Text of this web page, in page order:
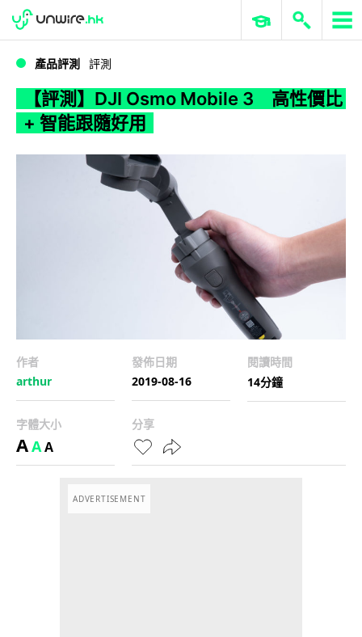
WWDC 2026 ERP 與商業 AI
產品評測 評測
【評測】DJI Osmo Mobile 3 高性價比
+ 智能跟隨好用
作者
arthur
發佈日期
2019-08-16
閱讀時間
14分鐘
字體大小
AAA
分享
ADVERTISEMENT